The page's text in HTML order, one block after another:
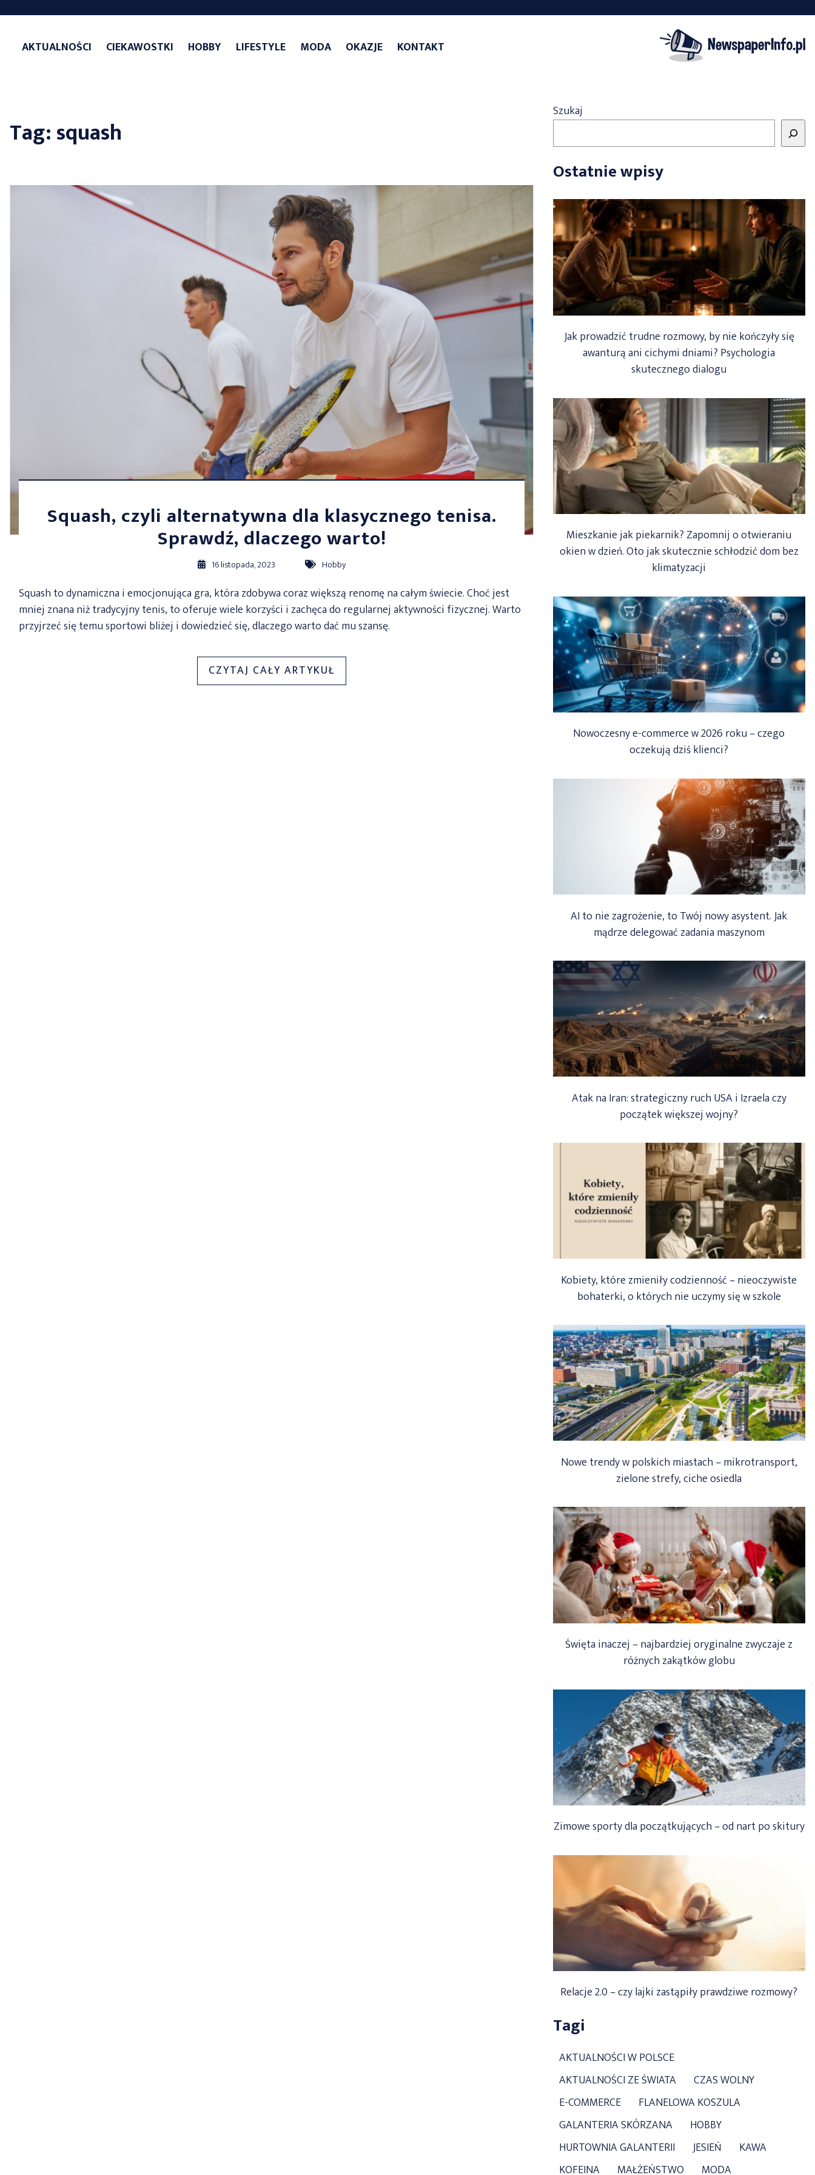
contentAKTUALNOŚCI CIEKAWOSTKI HOBBY LIFESTYLE MODA OKAZJE KONTAKT
Tag:squash
Squash, czyli alternatywna dla klasycznego tenisa.
Sprawdź, dlaczego warto!
16 listopada, 2023 Hobby
Squash to dynamiczna i emocjonująca gra, która zdobywa coraz większą renomę na całym świecie. Choć jest
mniej znana niż tradycyjny tenis, to oferuje wiele korzyści i zachęca do regularnej aktywności fizycznej. Warto
przyjrzeć się temu sportowi bliżej i dowiedzieć się, dlaczego warto dać mu szansę.
CZYTAJ CAŁY ARTYKUŁ
CZYLI
Szukaj
Ostatnie wpisy
Jak prowadzić trudne rozmowy, by nie kończyły się
awanturą ani cichymi dniami? Psychologia
skutecznego dialogu
Mieszkanie jak piekarnik? Zapomnij o otwieraniu
okien w dzień. Oto jak skutecznie schłodzić dom bez
klimatyzacji
Nowoczesny e-commerce w 2026 roku – czego
oczekują dziś klienci?
AI to nie zagrożenie, to Twój nowy asystent. Jak
mądrze delegować zadania maszynom
Atak na Iran: strategiczny ruch USA i Izraela czy
początek większej wojny?
Kobiety, które zmieniły codzienność – nieoczywiste
bohaterki, o których nie uczymy się w szkole
Nowe trendy w polskich miastach – mikrotransport,
zielone strefy, ciche osiedla
Święta inaczej – najbardziej oryginalne zwyczaje z
różnych zakątków globu
Zimowe sporty dla początkujących – od nart po skitury
Relacje 2.0 – czy lajki zastąpiły prawdziwe rozmowy?
Tagi
AKTUALNOŚCI W POLSCE
AKTUALNOŚCI ZE ŚWIATA
CZAS WOLNY
E-COMMERCE
FLANELOWA KOSZULA
GALANTERIA SKÓRZANA
HOBBY
HURTOWNIA GALANTERII
JESIEŃ
KAWA
KOFEINA
MAŁŻEŃSTWO MODA